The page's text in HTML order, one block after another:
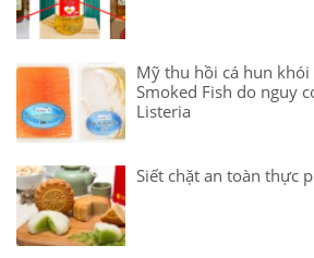
Mỹ thu hồi cá hun
Smoked Fish do nguy
Listeria
Siết chặt an toàn thực